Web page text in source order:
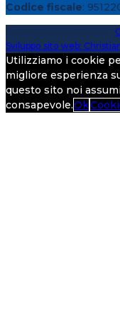
Codice fiscale:
Sviluppo sito web:
Utilizziamo i cookie
migliore esperienza
questo sito noi
consapevole.Ok